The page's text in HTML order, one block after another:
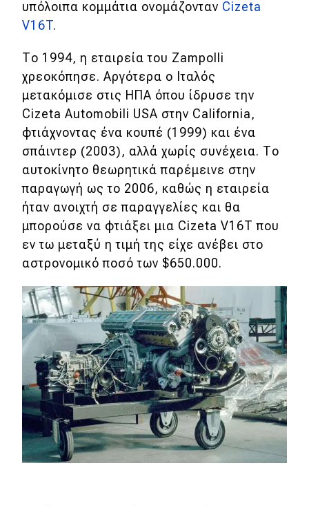
υπόλοιπα κομμάτια ονομάζονταν Cizeta
V16T.
Το 1994, η εταιρεία του Zampolli
χρεοκόπησε. Αργότερα ο Ιταλός
μετακόμισε στις ΗΠΑ όπου ίδρυσε την
Cizeta Automobili USA στην California,
φτιάχνοντας ένα κουπέ (1999) και ένα
σπάιντερ (2003), αλλά χωρίς συνέχεια. Το
αυτοκίνητο θεωρητικά παρέμεινε στην
παραγωγή ως το 2006, καθώς η εταιρεία
ήταν ανοιχτή σε παραγγελίες και θα
μπορούσε να φτιάξει μια Cizeta V16T που
εν τω μεταξύ η τιμή της είχε ανέβει στο
αστρονομικό ποσό των $650.000.